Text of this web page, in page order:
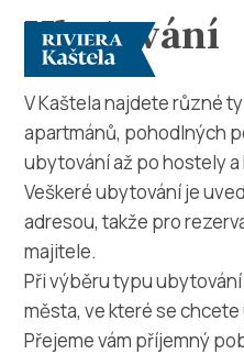
Prozkoumej
Destinace
Ubytování
V Kaštela najdete různé
apartmánů, pohodlných
ubytování až po hostely a
Veškeré ubytování je
adresou, takže pro
majitele.
Při výběru typu
města, ve které se
Přejeme vám příjemný